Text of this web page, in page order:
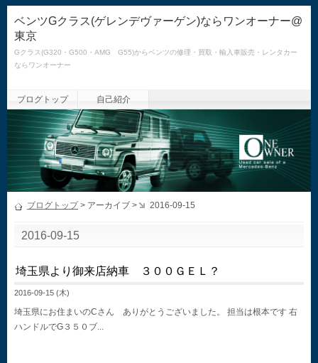
ベンツGクラス(ゲレンデヴァーゲン)ならワンオーナー@
東京
Gクラス(G320・G500・AMG G55)からベンツの修理・買取・輸入車販売・レンタカー
ならワンオーナー
ブログトップ 自己紹介
ブログトップ> アーカイブ > 2016-09-15
2016-09-15
埼玉県より御来店納車 ３００ＧＥＬ？
2016-09-15 (木)
埼玉県にお住まいのCさん ありがとうございました。 担当は根本です 右
ハンドルでG３５０ブ...